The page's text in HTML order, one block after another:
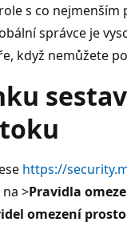
s co nejmenším
správce je
když nemůžete
https://
>Pravidla
omezení